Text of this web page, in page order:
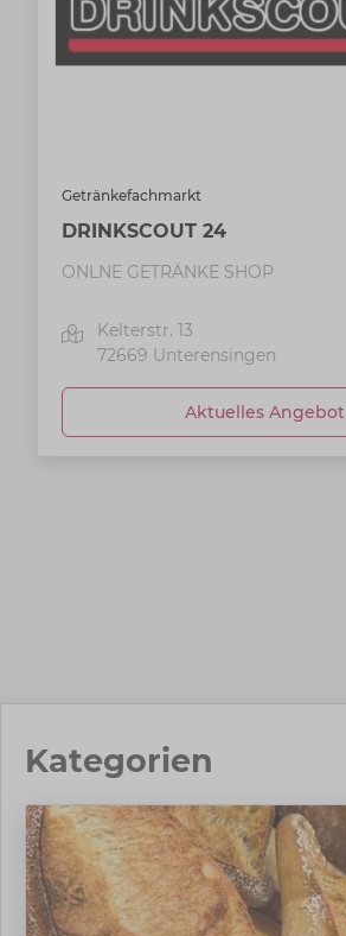
Getränkefachmarkt
DRINKSCOUT 24
ONLNE GETRÄNKE SHOP
Kelterstr. 13
72669 Unterensingen
Aktuelles Angebot
Kategorien